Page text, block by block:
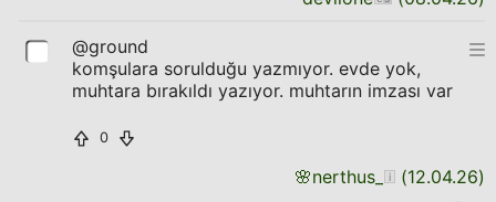
@ground
komşulara sorulduğu yazmıyor. evde yok,
muhtara bırakıldı yazıyor. muhtarın imzası var
0
🌸nerthus_ (12.04.26)